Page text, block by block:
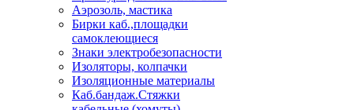
Аэрозоль, мастика
Бирки каб.,площадки
самоклеющиеся
Знаки электробезопасности
Изоляторы, колпачки
Изоляционные материалы
Каб.бандаж.Стяжки